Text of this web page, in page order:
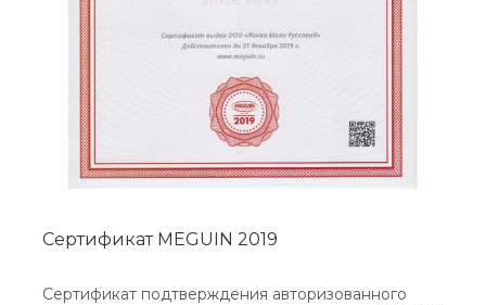
Сертификат MEGUIN 2019
Сертификат подтверждения авторизованного